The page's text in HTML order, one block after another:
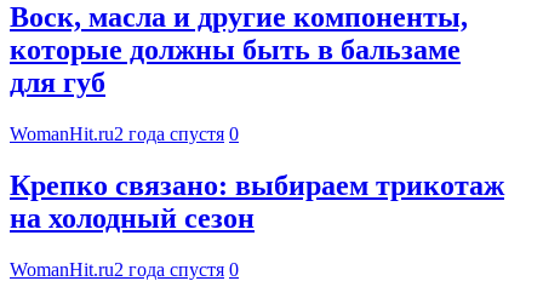
Воск, масла и другие компоненты,
которые должны быть в бальзаме
для губ
WomanHit.ru2 года спустя 0
Крепко связано: выбираем трикотаж
на холодный сезон
WomanHit.ru2 года спустя 0